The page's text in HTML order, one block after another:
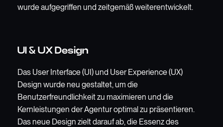
wurde aufgegriffen und zeitgemäß weiterentwickelt.
UI & UX Design
Das User Interface (UI) und User Experience (UX)
Design wurde neu gestaltet, um die
Benutzerfreundlichkeit zu maximieren und die
Kernleistungen der Agentur optimal zu präsentieren.
Das neue Design zielt darauf ab, die Essenz des